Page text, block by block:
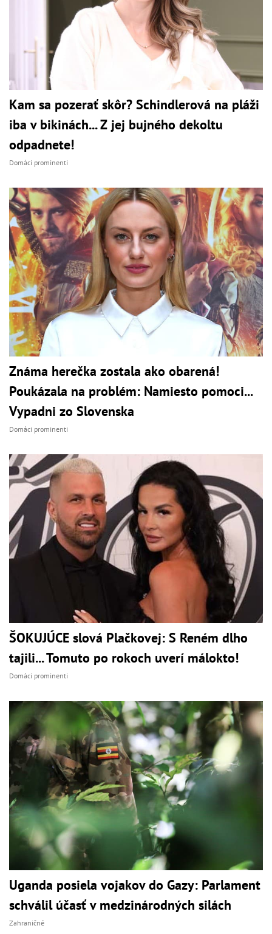
Kam sa pozerať skôr? Schindlerová na pláži
iba v bikinách... Z jej bujného dekoltu
odpadnete!
Domáci prominenti
Známa herečka zostala ako obarená!
Poukázala na problém: Namiesto pomoci...
Vypadni zo Slovenska
Domáci prominenti
ŠOKUJÚCE slová Plačkovej: S Reném dlho
tajili... Tomuto po rokoch uverí málokto!
Domáci prominenti
Uganda posiela vojakov do Gazy: Parlament
schválil účasť v medzinárodných silách
Zahraničné